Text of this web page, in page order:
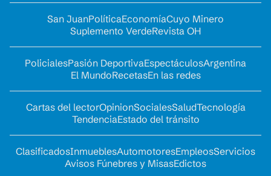
San JuanPolíticaEconomíaCuyo Minero
Suplemento VerdeRevista OH
PolicialesPasión DeportivaEspectáculosArgentina
El MundoRecetasEn las redes
Cartas del lectorOpinionSocialesSaludTecnología
TendenciaEstado del tránsito
ClasificadosInmueblesAutomotoresEmpleosServicios
Avisos Fúnebres y MisasEdictos